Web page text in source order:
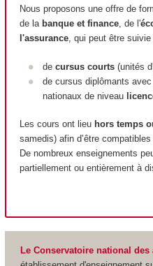
Nous proposons une offre de
de labanque et finance, de l'
l'assurance, qui peut être
de cursus courts(unités
de cursus diplômants
nationaux de niveau
Les cours ont lieu hors temps
samedis) afin d’être
De nombreux enseignements
partiellement ou entièrement à
Le Conservatoire national des